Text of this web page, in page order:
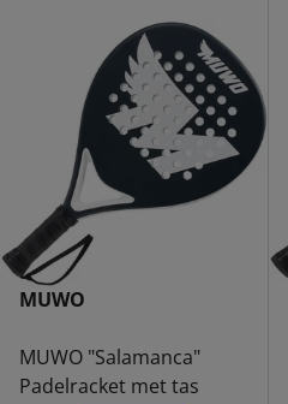
MUWO
MUWO "Salamanca"
Padelracket met tas